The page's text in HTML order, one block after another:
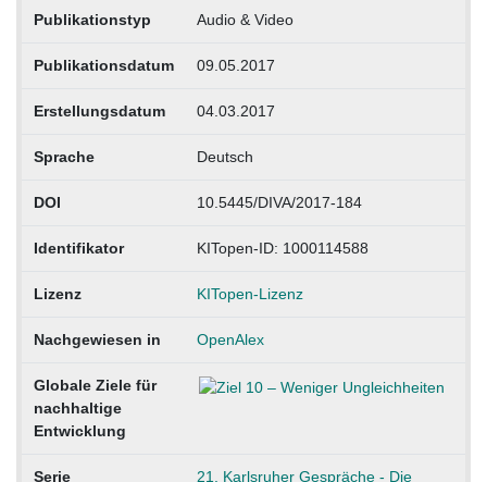
Publikationstyp Audio & Video
Publikationsdatum 09.05.2017
Erstellungsdatum 04.03.2017
Sprache Deutsch
DOI 10.5445/DIVA/2017-184
Identifikator KITopen-ID: 1000114588
Lizenz KITopen-Lizenz
Nachgewiesen in OpenAlex
Globale Ziele für
nachhaltige
Entwicklung
Serie 21. Karlsruher Gespräche - Die